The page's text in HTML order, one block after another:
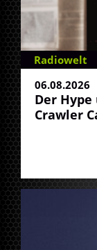
Radiowelt
06.08.2026
Der
Crawler